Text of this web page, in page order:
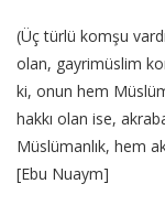
(Üç türlü komşu
olan, gayrimüslim
ki, onun hem
hakkı olan ise,
Müslümanlık, hem
[Ebu Nuaym]